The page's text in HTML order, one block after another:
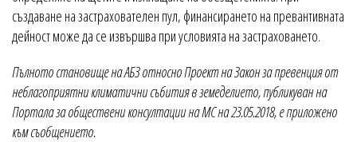
създаване на застрахователен пул, финансирането на превантивната
дейност може да се извършва при условията на застраховането.
Пълното становище на АБЗ относно Проект на Закон за превенция от
неблагоприятни климатични събития в земеделието, публикуван на
Портала за обществени консултации на МС на 23.05.2018, е приложено
към съобщението.